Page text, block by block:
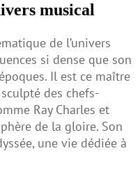
musical
de l’univers
si dense que son
Il est ce maître
des chefs-
Ray Charles et
de la gloire. Son
une vie dédiée à